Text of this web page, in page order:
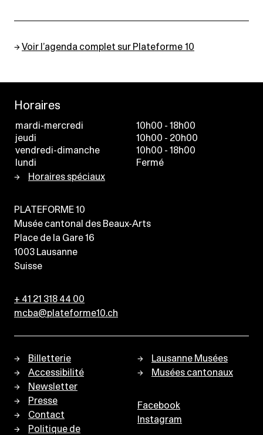
→Voir l’agenda complet sur Plateforme 10
Horaires
mardi-mercredi
10h00 - 18h00
jeudi
10h00 - 20h00
vendredi-dimanche
10h00 - 18h00
lundi
Fermé
Horaires spéciaux
PLATEFORME 10
Musée cantonal des Beaux-Arts
Place de la Gare 16
1003 Lausanne
Suisse
+ 41 21 318 44 00
mcba@plateforme10.ch
Billetterie
Accessibilité
Newsletter
Presse
Contact
Politique de
Lausanne Musées
Musées cantonaux
Facebook
Instagram